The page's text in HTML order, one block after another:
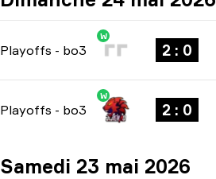
Playoffs - bo3
W
2 : 0
Playoffs - bo3
W
2 : 0
Samedi 23 mai 2026